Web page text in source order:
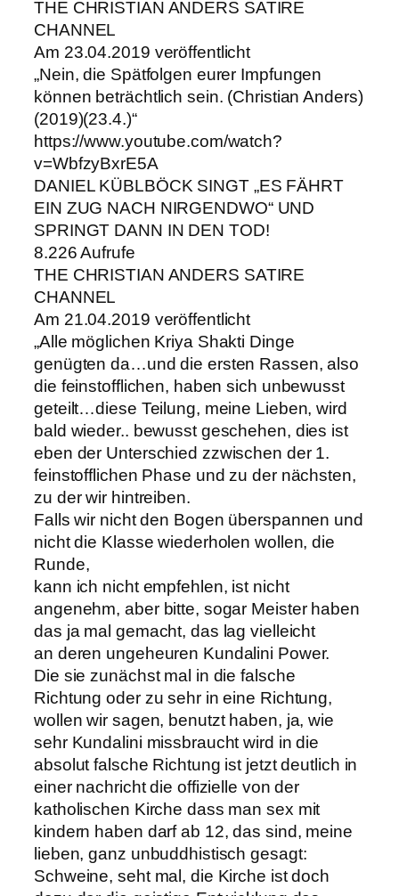
THE CHRISTIAN ANDERS SATIRE
CHANNEL
Am 23.04.2019 veröffentlicht
„Nein, die Spätfolgen eurer Impfungen
können beträchtlich sein. (Christian Anders)
(2019)(23.4.)“
https://www.youtube.com/watch?
v=WbfzyBxrE5A
DANIEL KÜBLBÖCK SINGT „ES FÄHRT
EIN ZUG NACH NIRGENDWO“ UND
SPRINGT DANN IN DEN TOD!
8.226 Aufrufe
THE CHRISTIAN ANDERS SATIRE
CHANNEL
Am 21.04.2019 veröffentlicht
„Alle möglichen Kriya Shakti Dinge
genügten da…und die ersten Rassen, also
die feinstofflichen, haben sich unbewusst
geteilt…diese Teilung, meine Lieben, wird
bald wieder.. bewusst geschehen, dies ist
eben der Unterschied zzwischen der 1.
feinstofflichen Phase und zu der nächsten,
zu der wir hintreiben.
Falls wir nicht den Bogen überspannen und
nicht die Klasse wiederholen wollen, die
Runde,
kann ich nicht empfehlen, ist nicht
angenehm, aber bitte, sogar Meister haben
das ja mal gemacht, das lag vielleicht
an deren ungeheuren Kundalini Power.
Die sie zunächst mal in die falsche
Richtung oder zu sehr in eine Richtung,
wollen wir sagen, benutzt haben, ja, wie
sehr Kundalini missbraucht wird in die
absolut falsche Richtung ist jetzt deutlich in
einer nachricht die offizielle von der
katholischen Kirche dass man sex mit
kindern haben darf ab 12, das sind, meine
lieben, ganz unbuddhistisch gesagt:
Schweine, seht mal, die Kirche ist doch